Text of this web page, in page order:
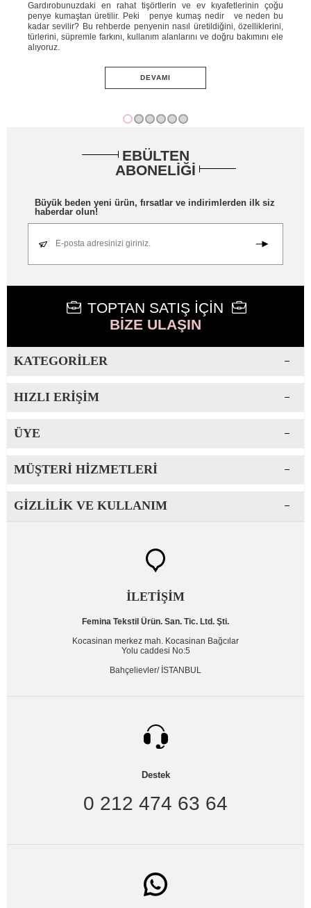
Gardırobunuzdaki en rahat tişörtlerin ve ev kıyafetlerinin çoğu
penye kumaştan üretilir. Peki penye kumaş nedir ve neden bu
kadar sevilir? Bu rehberde penyenin nasıl üretildiğini, özelliklerini,
türlerini, süpremle farkını, kullanım alanlarını ve doğru bakımını ele
alıyoruz.
DEVAMI
EBÜLTEN
ABONELİĞİ
Büyük beden yeni ürün, fırsatlar ve indirimlerden ilk siz
haberdar olun!
E-posta adresinizi giriniz.
TOPTAN SATIŞ İÇİN
BİZE ULAŞIN
KATEGORILER
HIZLI ERIŞIM
ÜYE
MÜŞTERI HIZMETLERI
GIZLILIK VE KULLANIM
İLETİŞİM
Femina Tekstil Ürün. San. Tic. Ltd. Şti.
Kocasinan merkez mah. Kocasinan Bağcılar
Yolu caddesi No:5
Bahçelievler/ İSTANBUL
Destek
0 212 474 63 64